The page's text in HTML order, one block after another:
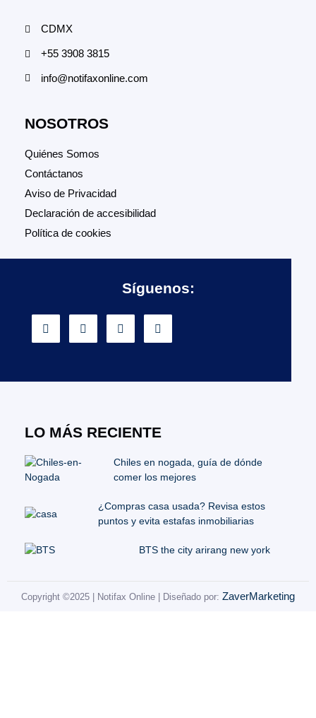
CDMX
+55 3908 3815
info@notifaxonline.com
NOSOTROS
Quiénes Somos
Contáctanos
Aviso de Privacidad
Declaración de accesibilidad
Política de cookies
Síguenos:
LO MÁS RECIENTE
Chiles en nogada, guía de dónde
comer los mejores
¿Compras casa usada? Revisa estos
puntos y evita estafas inmobiliarias
BTS the city arirang new york
Copyright ©2025 | Notifax Online | Diseñado por: ZaverMarketing